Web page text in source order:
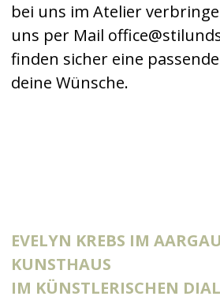
bei uns im Atelier
uns per Mail
finden sicher eine
deine Wünsche.
EVELYN KREBS IM
KUNSTHAUS
IM KÜNSTLERISCHEN